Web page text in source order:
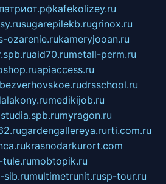
kafekolizey.ru
sugarepilekb.rugrinox.ru
ozarenie.rukameryjooan.ru
aid70.rumetall-perm.ru
apiaccess.ru
bezverhovskoe.rudrsschool.ru
medikijob.ru
myragon.ru
gardengallereya.rurti.com.ru
krasnodarkurort.com
mobtopik.ru
sib.rumultimetrunit.rusp-tour.ru